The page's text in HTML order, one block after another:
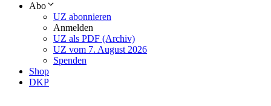
Abo
UZ abonnieren
Anmelden
UZ als PDF (Archiv)
UZ vom 7. August 2026
Spenden
Shop
DKP